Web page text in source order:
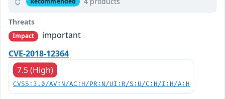
Threats
Impact
important
CVE-2018-12364
7.5 (High)
CVSS:3.0/AV:N/AC:H/PR:N/UI:R/S:U/C:H/I:H/A:H